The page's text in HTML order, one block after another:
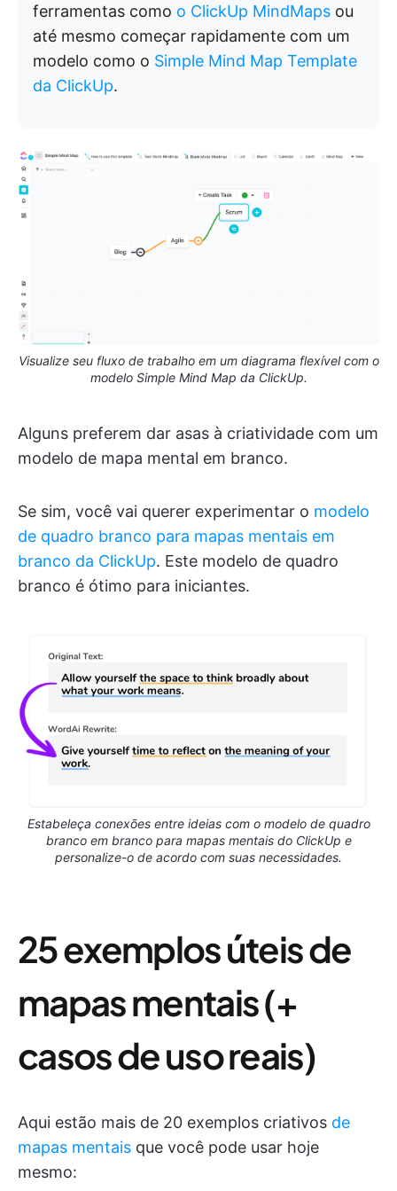
ferramentas como o ClickUp MindMaps ou
até mesmo começar rapidamente com um
modelo como o Simple Mind Map Template
da ClickUp.
Visualize seu fluxo de trabalho em um diagrama flexível com o
modelo Simple Mind Map da ClickUp.
Alguns preferem dar asas à criatividade com um
modelo de mapa mental em branco.
Se sim, você vai querer experimentar o modelo
de quadro branco para mapas mentais em
branco da ClickUp. Este modelo de quadro
branco é ótimo para iniciantes.
Estabeleça conexões entre ideias com o modelo de quadro
branco em branco para mapas mentais do ClickUp e
personalize-o de acordo com suas necessidades.
25 exemplos úteis de
mapas mentais (+
casos de uso reais)
Aqui estão mais de 20 exemplos criativos de
mapas mentais que você pode usar hoje
mesmo: